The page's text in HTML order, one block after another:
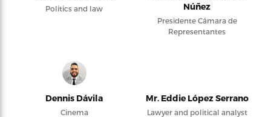
Politics and law
Núñez
Presidente Cámara de
Representantes
Dennis Dávila
Cinema
Mr. Eddie López Serrano
Lawyer and political analyst